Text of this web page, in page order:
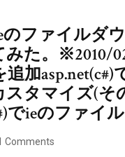
のファイル
た。※2010/
追加
タマイズ(そ
でieのファイ
Comments